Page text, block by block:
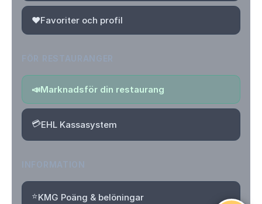
❤️Favoriter och profil
📣Marknadsför din restaurang
💳EHL Kassasystem
⭐KMG Poäng & belöningar